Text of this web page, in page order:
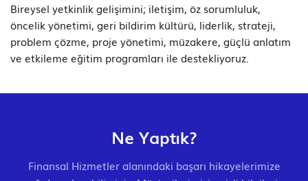
Bireysel yetkinlik gelişimini; iletişim, öz sorumluluk,
öncelik yönetimi, geri bildirim kültürü, liderlik, strateji,
problem çözme, proje yönetimi, müzakere, güçlü anlatım
ve etkileme eğitim programları ile destekliyoruz.
Ne Yaptık?
Finansal Hizmetler alanındaki başarı hikayelerimize